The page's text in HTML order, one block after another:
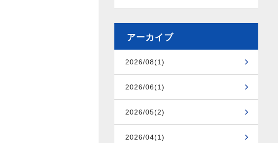
アーカイブ
2026/08(1)
2026/06(1)
2026/05(2)
2026/04(1)